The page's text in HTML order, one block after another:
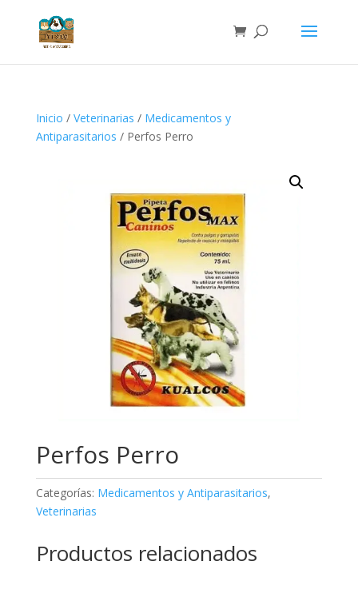
Inicio / Veterinarias / Medicamentos y
Antiparasitarios / Perfos Perro
Perfos Perro
Categorías: Medicamentos y Antiparasitarios,
Veterinarias
Productos relacionados